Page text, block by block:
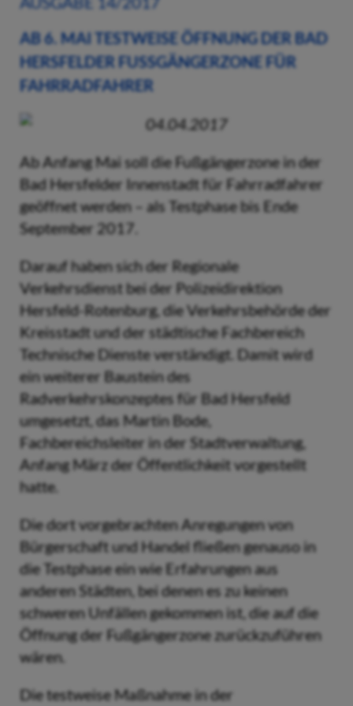
AB 6. MAI TESTWEISE ÖFFNUNG DER BAD
HERSFELDER FUSSGÄNGERZONE FÜR F
AHRRADFAHRER
04.04.2017
Ab Anfang Mai soll die Fußgängerzone in der
Bad Hersfelder Innenstadt für Fahrradfahrer
geöffnet werden – als Testphase bis Ende
September 2017.
Darauf haben sich der Regionale
Verkehrsdienst bei der Polizeidirektion
Hersfeld-Rotenburg, die Verkehrsbehörde der
Kreisstadt und der städtische Fachbereich
Technische Dienste verständigt. Damit wird
ein weiterer Baustein des
Radverkehrskonzeptes für Bad Hersfeld
umgesetzt, das Martin Bode,
Fachbereichsleiter in der Stadtverwaltung,
Anfang März der Öffentlichkeit vorgestellt
hatte.
Die dort vorgebrachten Anregungen von
Bürgerschaft und Handel fließen genauso in
die Testphase ein wie Erfahrungen aus
anderen Städten, bei denen es zu keinen
schweren Unfällen gekommen ist, die auf die
Öffnung der Fußgängerzone zurückzuführen
wären.
Die testweise Maßnahme in der